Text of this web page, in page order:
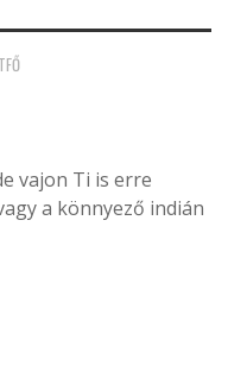
vajon Ti is erre
a könnyező indián